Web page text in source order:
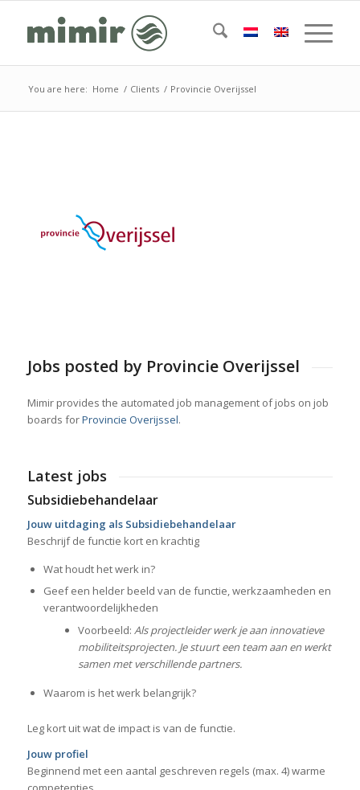
You are here: Home / Clients / Provincie Overijssel
Jobs posted by Provincie Overijssel
Mimir provides the automated job management of jobs on job
boards forProvincie Overijssel.
Latest jobs
Subsidiebehandelaar
Jouw uitdaging als Subsidiebehandelaar
Beschrijf de functie kort en krachtig
Wat houdt het werk in?
Geef een helder beeld van de functie, werkzaamheden en
verantwoordelijkheden
Voorbeeld: Als projectleider werk je aan innovatieve
mobiliteitsprojecten. Je stuurt een team aan en werkt
samen met verschillende partners.
Waarom is het werk belangrijk?
Leg kort uit wat de impact is van de functie.
Jouw profiel
Beginnend met een aantal geschreven regels (max. 4) warme